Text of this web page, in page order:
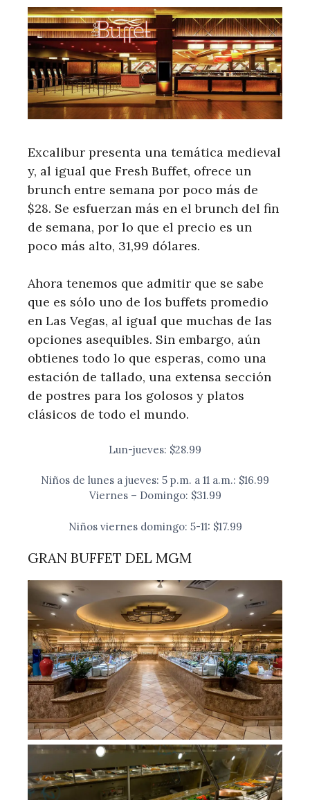
Excalibur presenta una temática medieval
y, al igual que Fresh Buffet, ofrece un
brunch entre semana por poco más de
$28. Se esfuerzan más en el brunch del fin
de semana, por lo que el precio es un
poco más alto, 31,99 dólares.
Ahora tenemos que admitir que se sabe
que es sólo uno de los buffets promedio
en Las Vegas, al igual que muchas de las
opciones asequibles. Sin embargo, aún
obtienes todo lo que esperas, como una
estación de tallado, una extensa sección
de postres para los golosos y platos
clásicos de todo el mundo.
Lun-jueves: $28.99
Niños de lunes a jueves: 5 p.m. a 11 a.m.: $16.99
Viernes – Domingo: $31.99
Niños viernes domingo: 5-11: $17.99
GRAN BUFFET DEL MGM